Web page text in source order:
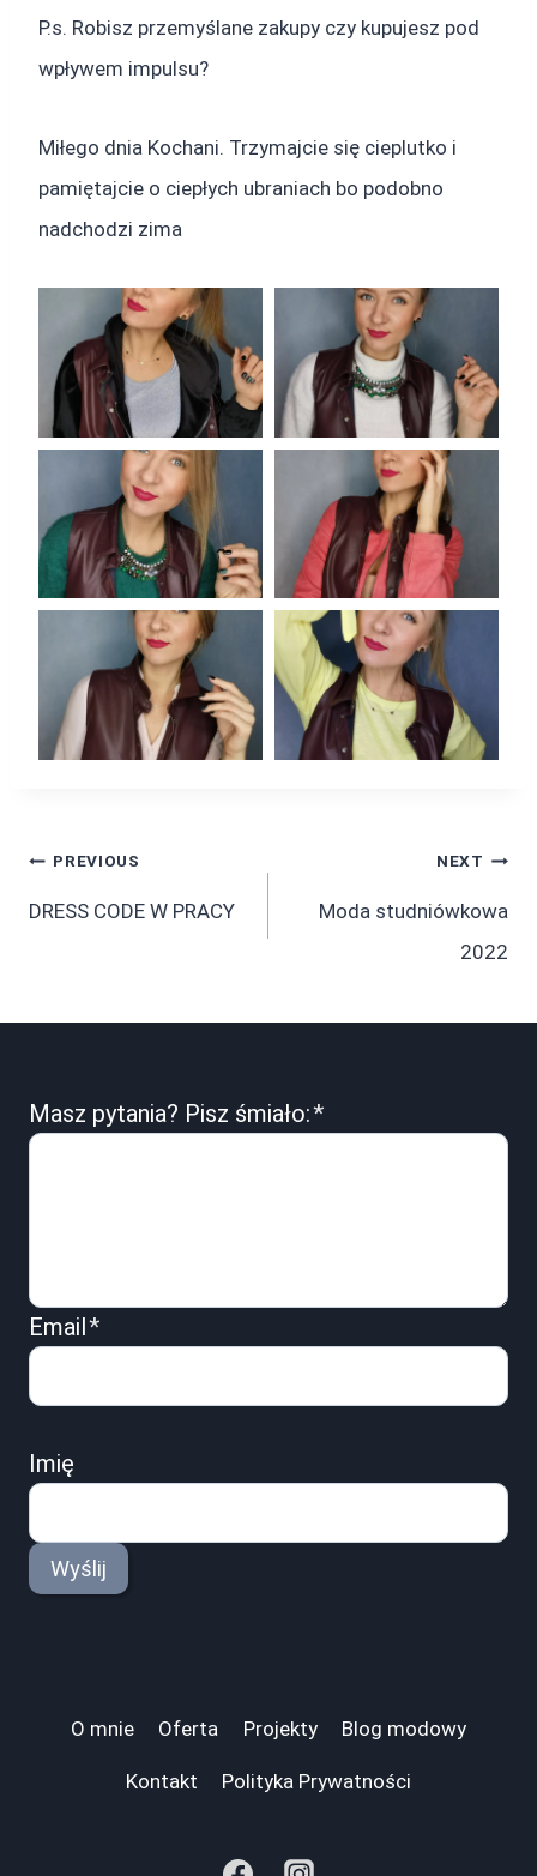
P.s. Robisz przemyślane zakupy czy kupujesz pod
wpływem impulsu?
Miłego dnia Kochani. Trzymajcie się cieplutko i
pamiętajcie o ciepłych ubraniach bo podobno
nadchodzi zima
Post
navigation
PREVIOUS
DRESS CODE W PRACY
NEXT
Moda studniówkowa
2022
Masz pytania? Pisz śmiało:*
Email *
Imię
Wyślij
O mnie Oferta Projekty Blog modowy
Kontakt Polityka Prywatności